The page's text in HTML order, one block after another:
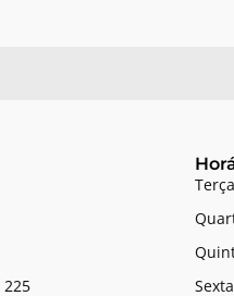
225